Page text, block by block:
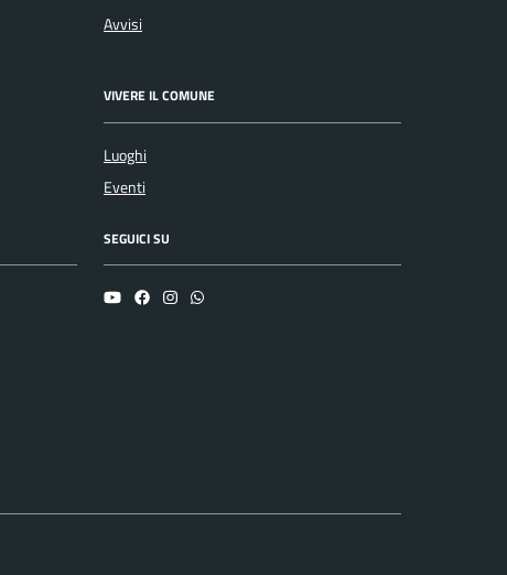
Avvisi
VIVERE IL COMUNE
Luoghi
Eventi
SEGUICI SU
YouTubeFacebookInstagramWhatsapp